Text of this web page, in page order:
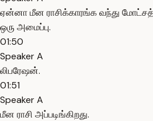
ஏன்னா மீன ராசிக்காரங்க வந்து
ஒரு அமைப்பு.
01:50
Speaker A
லிபரேஷன்.
01:51
Speaker A
மீன ராசி அப்படிங்கிறது.